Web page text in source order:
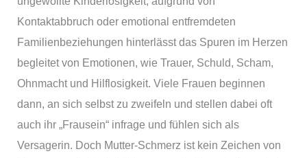
Kontaktabbruch oder emotional entfremdeten
Familienbeziehungen hinterlässt das Spuren im Herzen
begleitet von Emotionen, wie Trauer, Schuld, Scham,
Ohnmacht und Hilflosigkeit. Viele Frauen beginnen
dann, an sich selbst zu zweifeln und stellen dabei oft
auch ihr „Frausein“ infrage und fühlen sich als
Versagerin. Doch Mutter-Schmerz ist kein Zeichen von